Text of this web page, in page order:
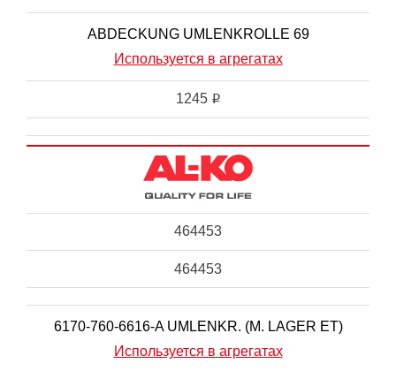
ABDECKUNG UMLENKROLLE 69
Используется в агрегатах
1245 i
464453
464453
6170-760-6616-A UMLENKR. (M. LAGER ET)
Используется в агрегатах